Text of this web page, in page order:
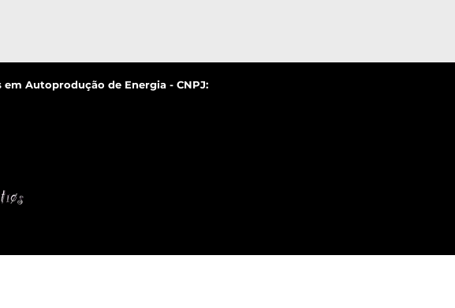
Autoprodução de Energia - CNPJ: